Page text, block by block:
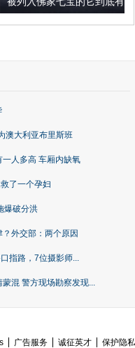
澳大利亚布里斯班
人多高 车厢内缺氧
了一个孕妇
爆破分洪
外交部：两个原因
指路，7位摄影师...
混 警方现场勘察发现...
广告服务 诚征英才
保护隐